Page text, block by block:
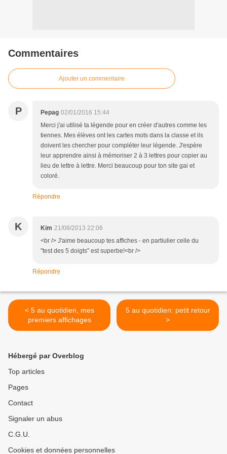
Commentaires
Ajouter un commentaire
P Pepag 02/01/2016 15:44
Merci j'ai utilisé ta légende pour en créer d'autres comme les
tiennes. Mes élèves ont les cartes mots dans la classe et ils
doivent les chercher pour compléter leur légende. J'espère
leur apprendre ainsi à mémoriser 2 à 3 lettres pour copier au
lieu de lettre à lettre. Merci beaucoup pour ton site gai et
coloré.
Répondre
K Kim 21/08/2013 22:06
<br /> J'aime beaucoup tes affiches - en partiulier celle du
"test des 5 doigts" est superbe!<br />
Répondre
< 5 au quotidien, mes
premiers affichages
5 au quotidien: petit retour
>
Hébergé par Overblog
Top articles
Pages
Contact
Signaler un abus
C.G.U.
Cookies et données personnelles